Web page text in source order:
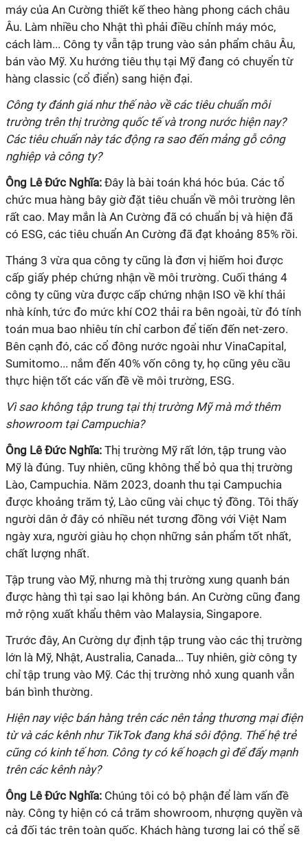
máy của An Cường thiết kế theo hàng phong cách châu
Âu. Làm nhiều cho Nhật thì phải điều chỉnh máy móc,
cách làm... Công ty vẫn tập trung vào sản phẩm châu Âu,
bán vào Mỹ. Xu hướng tiêu thụ tại Mỹ đang có chuyển từ
hàng classic (cổ điển) sang hiện đại.
Công ty đánh giá như thế nào về các tiêu chuẩn môi
trường trên thị trường quốc tế và trong nước hiện nay?
Các tiêu chuẩn này tác động ra sao đến mảng gỗ công
nghiệp và công ty?
Ông Lê Đức Nghĩa: Đây là bài toán khá hóc búa. Các tổ
chức mua hàng bây giờ đặt tiêu chuẩn về môi trường lên
rất cao. May mắn là An Cường đã có chuẩn bị và hiện đã
có ESG, các tiêu chuẩn An Cường đã đạt khoảng 85% rồi.
Tháng 3 vừa qua công ty cũng là đơn vị hiếm hoi được
cấp giấy phép chứng nhận về môi trường. Cuối tháng 4
công ty cũng vừa được cấp chứng nhận ISO về khí thải
nhà kính, tức đo mức khí CO2 thải ra bên ngoài, từ đó tính
toán mua bao nhiêu tín chỉ carbon để tiến đến net-zero.
Bên cạnh đó, các cổ đông nước ngoài như VinaCapital,
Sumitomo... nắm đến 40% vốn công ty, họ cũng yêu cầu
thực hiện tốt các vấn đề về môi trường, ESG.
Vì sao không tập trung tại thị trường Mỹ mà mở thêm
showroom tại Campuchia?
Ông Lê Đức Nghĩa: Thị trường Mỹ rất lớn, tập trung vào
Mỹ là đúng. Tuy nhiên, cũng không thể bỏ qua thị trường
Lào, Campuchia. Năm 2023, doanh thu tại Campuchia
được khoảng trăm tỷ, Lào cũng vài chục tỷ đồng. Tôi thấy
người dân ở đây có nhiều nét tương đồng với Việt Nam
ngày xưa, người giàu họ chọn những sản phẩm tốt nhất,
chất lượng nhất.
Tập trung vào Mỹ, nhưng mà thị trường xung quanh bán
được hàng thì tại sao lại không bán. An Cường cũng đang
mở rộng xuất khẩu thêm vào Malaysia, Singapore.
Trước đây, An Cường dự định tập trung vào các thị trường
lớn là Mỹ, Nhật, Australia, Canada... Tuy nhiên, giờ công ty
chỉ tập trung vào Mỹ. Các thị trường nhỏ xung quanh vẫn
bán bình thường.
Hiện nay việc bán hàng trên các nên tảng thương mại điện
từ và các kênh như TikTok đang khá sôi động. Thế hệ trẻ
cũng có kinh tế hơn. Công ty có kế hoạch gì để đẩy mạnh
trên các kênh này?
Ông Lê Đức Nghĩa: Chúng tôi có bộ phận để làm vấn đề
này. Công ty hiện có cả trăm showroom, nhượng quyền và
cả đối tác trên toàn quốc. Khách hàng tương lai có thể sẽ